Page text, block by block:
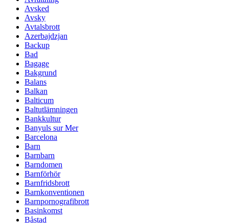
Avsked
Avsky
Avtalsbrott
Azerbajdzjan
Backup
Bad
Bagage
Bakgrund
Balans
Balkan
Balticum
Baltutlämningen
Bankkultur
Banyuls sur Mer
Barcelona
Barn
Barnbarn
Barndomen
Barnförhör
Barnfridsbrott
Barnkonventionen
Barnpornografibrott
Basinkomst
Båstad